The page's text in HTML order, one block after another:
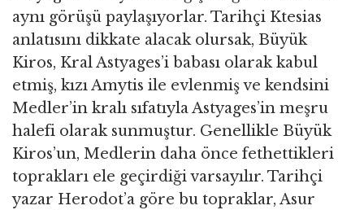
aynı görüşü paylaşıyorlar. Tarihçi Ktesias
anlatısını dikkate alacak olursak, Büyük
Kiros, Kral Astyages’i babası olarak kabul
etmiş, kızı Amytis ile evlenmiş ve kendsini
Medler’in kralı sıfatıyla Astyages’in meşru
halefi olarak sunmuştur. Genellikle Büyük
Kiros’un, Medlerin daha önce fethettikleri
toprakları ele geçirdiği varsayılır. Tarihçi
yazar Herodot’a göre bu topraklar, Asur